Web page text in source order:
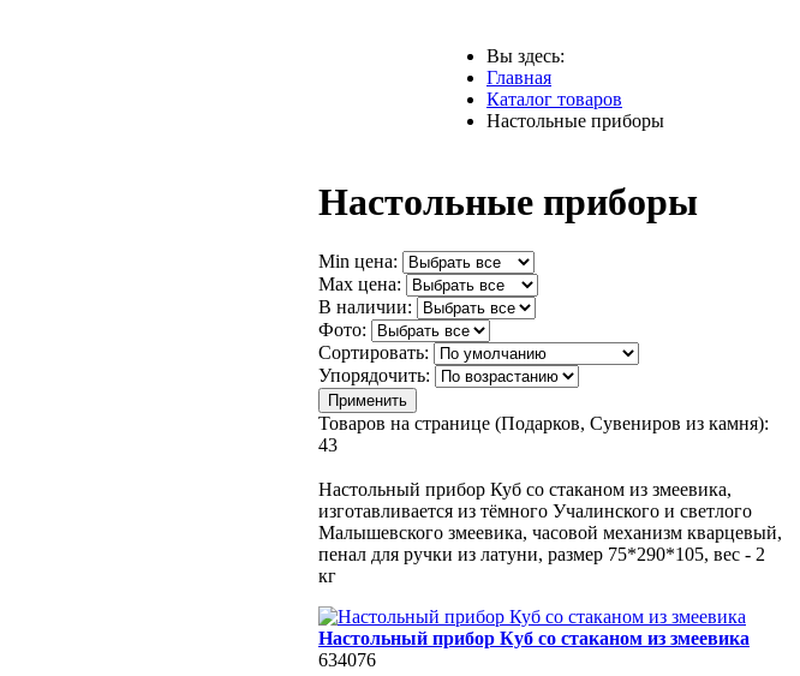
Вы здесь:
Главная
Каталог товаров
Настольные приборы
Настольные приборы
Min цена:
Max цена:
В наличии:
Фото:
Сортировать:
Упорядочить:
Товаров на странице (Подарков, Сувениров из камня):
43
Настольный прибор Куб со стаканом из змеевика,
изготавливается из тёмного Учалинского и светлого
Малышевского змеевика, часовой механизм кварцевый,
пенал для ручки из латуни, размер 75*290*105, вес - 2
кг
Настольный прибор Куб со стаканом из змеевика
634076